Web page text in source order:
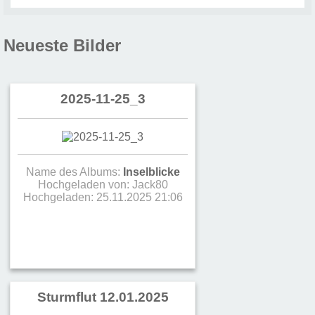
Neueste Bilder
2025-11-25_3
Name des Albums: Inselblicke
Hochgeladen von: Jack80
Hochgeladen: 25.11.2025 21:06
Sturmflut 12.01.2025